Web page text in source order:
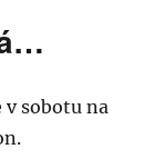
v sobotu na